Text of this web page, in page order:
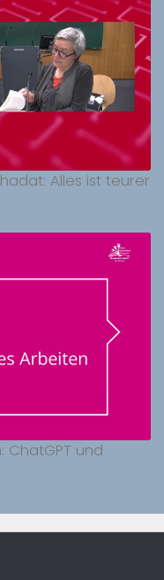
Alles ist teurer
ChatGPT und